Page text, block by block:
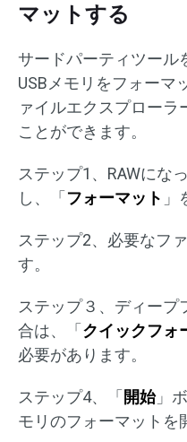
マットする
サードパーティツール
USBメモリをフォーマ
ァイルエクスプローラ
ことができます。
ステップ1、RAWにな
し、「フォーマット 」
ステップ2、必要なフ
す。
ステップ３、ディー
合は、「クイックフォ
必要があります。
ステップ4、「開始」
モリのフォーマットを